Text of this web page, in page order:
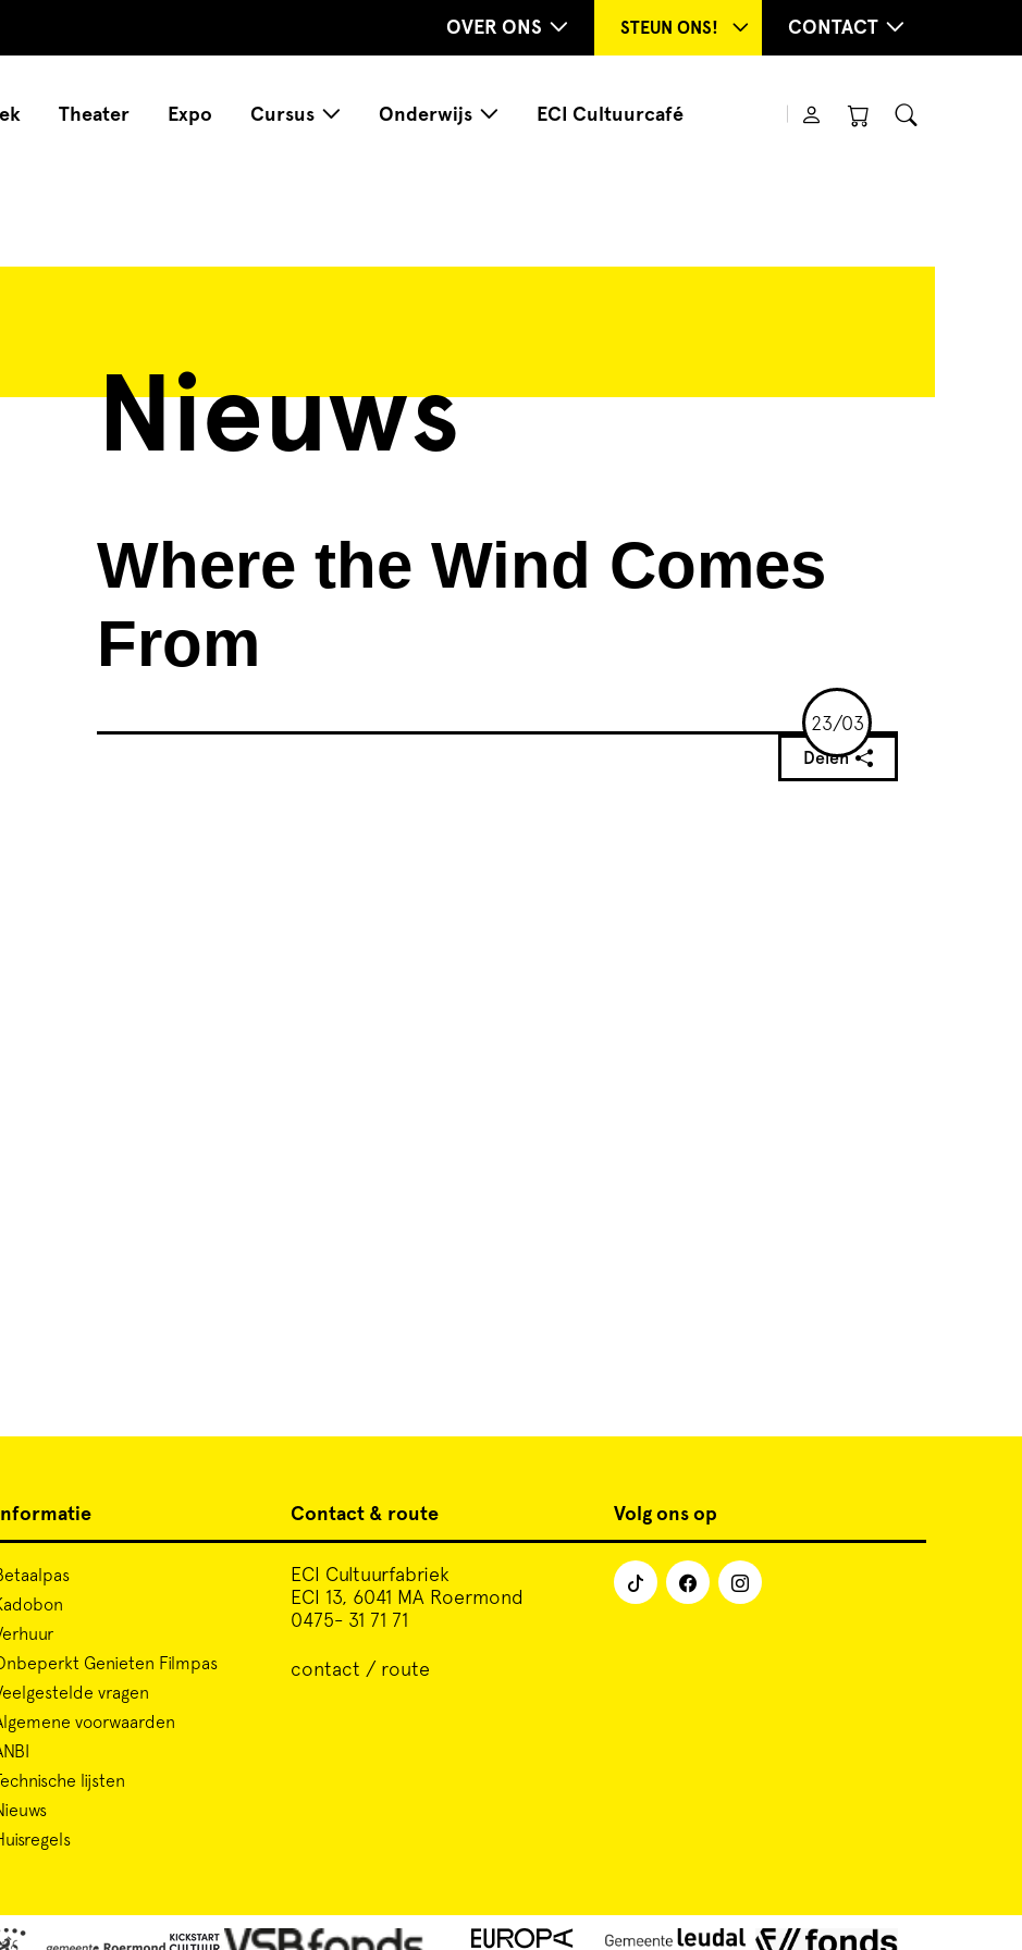
OVER ONS STEUN ONS! CONTACT
Theater Expo Cursus Onderwijs ECI Cultuurcafé
Nieuws
Where the Wind Comes
From
23/03
Delen
Genieten Filmpas
vragen
voorwaarden
lijsten
Contact & route
ECI Cultuurfabriek
ECI 13, 6041 MA Roermond
0475- 31 71 71
contact / route
Volg ons op